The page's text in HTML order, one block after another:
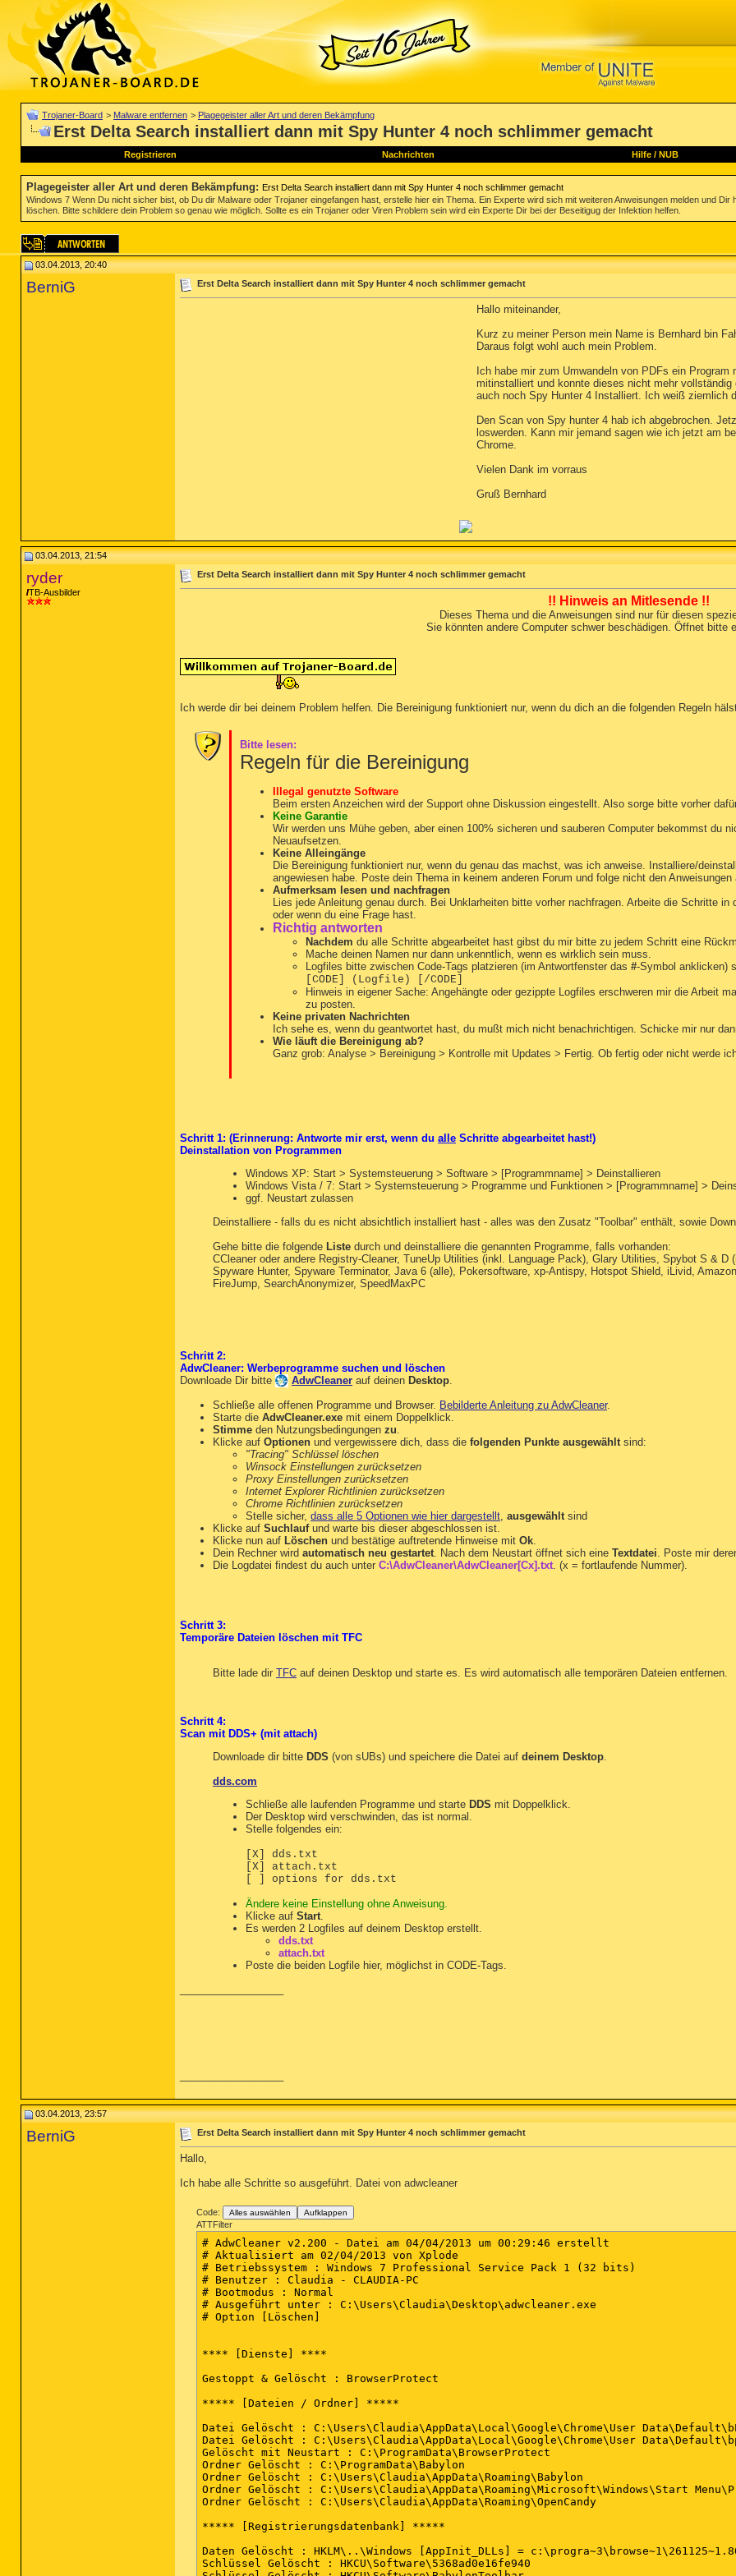
Trojaner-Board > Malware entfernen > Plagegeister aller Art und deren Bekämpfung
Erst Delta Search installiert dann mit Spy Hunter 4 noch schlimmer gemacht
Registrieren Nachrichten Hilfe/ NUB
Plagegeister aller Art und deren Bekämpfung: Erst Delta Search installiert dann mit Spy Hunter 4 noch schlimmer gemacht
Windows 7 Wenn Du nicht sicher bist, ob Du dir Malware oder Trojaner eingefangen hast, erstelle hier ein Thema. Ein Experte wird sich mit weiteren Anweisungen melden und
löschen. Bitte schildere dein Problem so genau wie möglich. Sollte es ein Trojaner oder Viren Problem sein wird ein Experte Dir bei der Beseitigug der Infektion helfen.
03.04.2013, 20:40
BerniG Erst Delta Search installiert dann mit Spy Hunter 4 noch schlimmer gemacht
Hallo miteinander,
Kurz zu meiner Person mein Name is Bernhard bin
Daraus folgt wohl auch mein Problem.
Ich habe mir zum Umwandeln von PDFs ein
mitinstalliert und konnte dieses nicht mehr
auch noch Spy Hunter 4 Installiert. Ich weiß ziemlich
Den Scan von Spy hunter 4 hab ich abgebrochen.
loswerden. Kann mir jemand sagen wie ich jetzt am
Chrome.
Vielen Dank im vorraus
Gruß Bernhard
03.04.2013, 21:54
ryder
TB-Ausbilder
Erst Delta Search installiert dann mit Spy Hunter 4 noch schlimmer gemacht
!! Hinweis an Mitlesende !!
Dieses Thema und die Anweisungen sind nur für diesen
Sie könnten andere Computer schwer beschädigen. Öffnet bitte
Ich werde dir bei deinem Problem helfen. Die Bereinigung funktioniert nur, wenn du dich an die folgenden Regeln
Bitte lesen:
Regeln für die Bereinigung
Illegal genutzte Software
Beim ersten Anzeichen wird der Support ohne Diskussion eingestellt. Also sorge bitte vorher
Keine Garantie
Wir werden uns Mühe geben, aber einen 100% sicheren und sauberen Computer bekommst du
Neuaufsetzen.
Keine Alleingänge
Die Bereinigung funktioniert nur, wenn du genau das machst, was ich anweise. Installiere/
angewiesen habe. Poste dein Thema in keinem anderen Forum und folge nicht den
Aufmerksam lesen und nachfragen
Lies jede Anleitung genau durch. Bei Unklarheiten bitte vorher nachfragen. Arbeite die Schritte in
oder wenn du eine Frage hast.
Richtig antworten
Nachdem du alle Schritte abgearbeitet hast gibst du mir bitte zu jedem Schritt eine
Mache deinen Namen nur dann unkenntlich, wenn es wirklich sein muss.
Logfiles bitte zwischen Code-Tags platzieren (im Antwortfenster das #-Symbol anklicken)
[CODE] (Logfile) [/CODE]
Hinweis in eigener Sache: Angehängte oder gezippte Logfiles erschweren mir die Arbeit
zu posten.
Keine privaten Nachrichten
Ich sehe es, wenn du geantwortet hast, du mußt mich nicht benachrichtigen. Schicke mir nur
Wie läuft die Bereinigung ab?
Ganz grob: Analyse > Bereinigung > Kontrolle mit Updates > Fertig. Ob fertig oder nicht werde
Schritt 1: (Erinnerung: Antworte mir erst, wenn du alle Schritte abgearbeitet hast!)
Deinstallation von Programmen
Windows XP: Start > Systemsteuerung > Software > [Programmname] > Deinstallieren
Windows Vista / 7: Start > Systemsteuerung > Programme und Funktionen > [Programmname] >
ggf. Neustart zulassen
Deinstalliere - falls du es nicht absichtlich installiert hast - alles was den Zusatz "Toolbar" enthält, sowie
Gehe bitte die folgende Liste durch und deinstalliere die genannten Programme, falls vorhanden:
CCleaner oder andere Registry-Cleaner, TuneUp Utilities (inkl. Language Pack), Glary Utilities, Spybot S &
Spyware Hunter, Spyware Terminator, Java 6 (alle), Pokersoftware, xp-Antispy, Hotspot Shield, iLivid,
FireJump, SearchAnonymizer, SpeedMaxPC
Schritt 2:
AdwCleaner: Werbeprogramme suchen und löschen
Downloade Dir bitte
AdwCleaner auf deinen Desktop
Schließe alle offenen Programme und Browser. Bebilderte Anleitung zu AdwCleaner.
Starte die AdwCleaner.exe mit einem Doppelklick.
Stimme den Nutzungsbedingungen zu
Klicke auf Optionen und vergewissere dich, dass die folgenden Punkte ausgewählt sind:
"Tracing" Schlüssel löschen
Winsock Einstellungen zurücksetzen
Proxy Einstellungen zurücksetzen
Internet Explorer Richtlinien zurücksetzen
Chrome Richtlinien zurücksetzen
Stelle sicher, dass alle 5 Optionen wie hier dargestellt ausgewählt sind
Klicke auf Suchlaufund warte bis dieser abgeschlossen ist.
Klicke nun auf Löschen und bestätige auftretende Hinweise mit Ok
Dein Rechner wird automatisch neu gestartet . Nach dem Neustart öffnet sich eine Textdatei . Poste mir
Die Logdatei findest du auch unter C:\AdwCleaner\AdwCleaner[Cx].txt . (x = fortlaufende Nummer).
Schritt 3:
Temporäre Dateien löschen mit TFC
Bitte lade dir TFC auf deinen Desktop und starte es. Es wird automatisch alle temporären Dateien entfernen.
Schritt 4:
Scan mit DDS+ (mit attach)
Downloade dir bitte DDS (von sUBs) und speichere die Datei auf deinem Desktop.
dds.com
Schließe alle laufenden Programme und starte DDS mit Doppelklick.
Der Desktop wird verschwinden, das ist normal.
Stelle folgendes ein:
[X] dds.txt
[X] attach.txt
[ ] options for dds.txt
Ändere keine Einstellung ohne Anweisung.
Klicke auf Start.
Es werden 2 Logfiles auf deinem Desktop erstellt.
dds.txt
attach.txt
Poste die beiden Logfile hier, möglichst in CODE-Tags.
03.04.2013, 23:57
BerniG Erst Delta Search installiert dann mit Spy Hunter 4 noch schlimmer gemacht
Hallo,
Ich habe alle Schritte so ausgeführt. Datei von adwcleaner
Code: Alles auswählen Aufklappen
ATTFilter
# AdwCleaner v2.200 - Datei am 04/04/2013 um 00:29:46 erstellt
# Aktualisiert am 02/04/2013 von Xplode
# Betriebssystem : Windows 7 Professional Service Pack 1 (32 bits)
# Benutzer : Claudia - CLAUDIA-PC
# Bootmodus : Normal
# Ausgeführt unter : C:\Users\Claudia\Desktop\adwcleaner.exe
# Option [Löschen]
**** [Dienste] ****
Gestoppt & Gelöscht : BrowserProtect
***** [Dateien / Ordner] *****
Datei Gelöscht : C:\Users\Claudia\AppData\Local\Google\Chrome\User
Datei Gelöscht : C:\Users\Claudia\AppData\Local\Google\Chrome\User
Gelöscht mit Neustart : C:\ProgramData\BrowserProtect
Ordner Gelöscht : C:\ProgramData\Babylon
Ordner Gelöscht : C:\Users\Claudia\AppData\Roaming\Babylon
Ordner Gelöscht : C:\Users\Claudia\AppData\Roaming\Microsoft\Windows\Start
Ordner Gelöscht : C:\Users\Claudia\AppData\Roaming\OpenCandy
***** [Registrierungsdatenbank] *****
Daten Gelöscht : HKLM\..\Windows [AppInit_DLLs] =
Schlüssel Gelöscht : HKCU\Software\5368ad0e16fe940